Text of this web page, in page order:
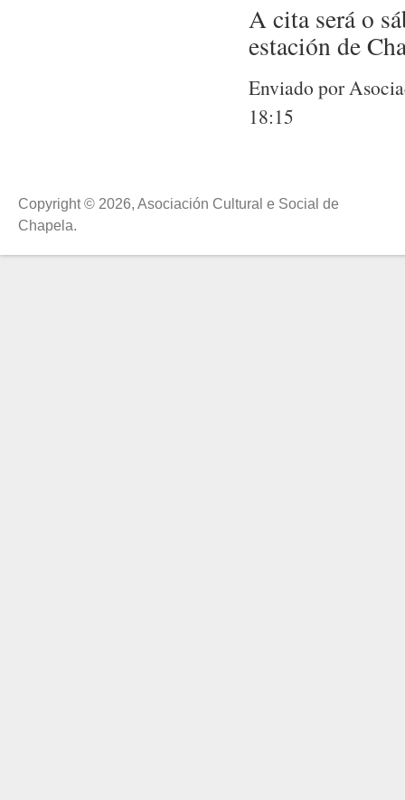
A cita será o
estación de
Enviado por
18:15
Copyright © 2026, Asociación Cultural e Social de
Chapela.